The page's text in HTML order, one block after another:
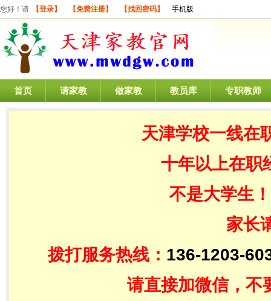
您好！请 【登录】 【免费注册】 【找回密码】 手机版
首页 请家教 做家教 教员库 专职教师
天津学校一线在
十年以上在职
不是大学生
家长
拨打服务热线： 136-1203-
请直接加微信，不